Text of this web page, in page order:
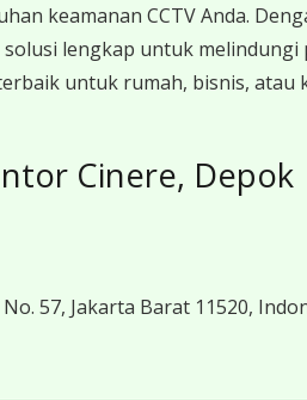
keamanan CCTV Anda.
lengkap untuk
untuk rumah, bisnis, atau
Cinere, Depok
57, Jakarta Barat 11520,